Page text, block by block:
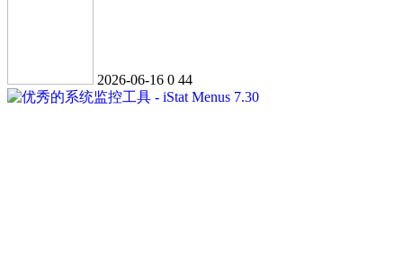
2026-06-16 0 44